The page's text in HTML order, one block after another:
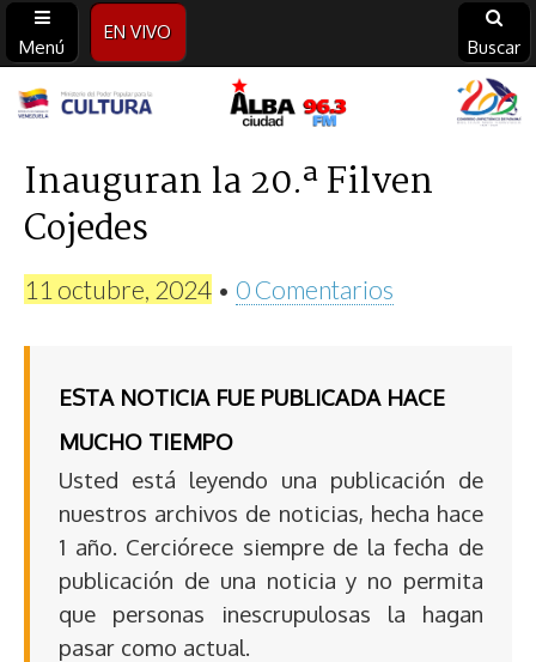
Menú
EN VIVO
Buscar
Alba
Ciudad
96.3
FM
Inauguran la 20.ª Filven
Cojedes
11 octubre, 2024 • 0 Comentarios
ESTA NOTICIA FUE PUBLICADA HACE
MUCHO TIEMPO
Usted está leyendo una publicación de
nuestros archivos de noticias, hecha hace
1 año. Cerciórece siempre de la fecha de
publicación de una noticia y no permita
que personas inescrupulosas la hagan
pasar como actual.